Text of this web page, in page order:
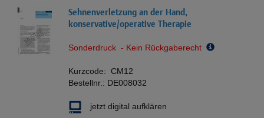
Sehnenverletzung an der Hand,
konservative/operative Therapie
Sonderdruck - Kein Rückgaberecht
Kurzcode: CM12
Bestellnr.: DE008032
jetzt digital aufklären